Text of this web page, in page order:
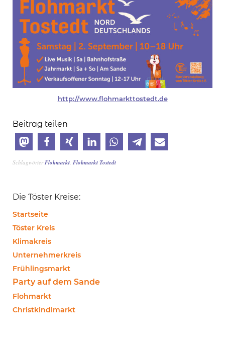
http://www.flohmarkttostedt.de
Beitrag teilen
SchlagwörterFlohmarkt Flohmarkt Tostedt
Die Töster Kreise:
Startseite
Töster Kreis
Klimakreis
Unternehmerkreis
Frühlingsmarkt
Party auf dem Sande
Flohmarkt
Christkindlmarkt